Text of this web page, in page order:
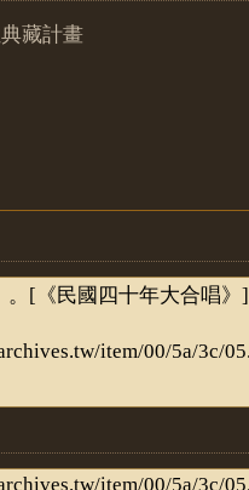
藏計畫